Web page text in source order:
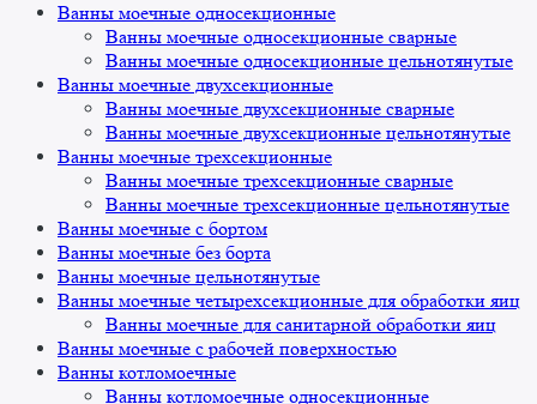
Ванны моечные односекционные
Ванны моечные односекционные сварные
Ванны моечные односекционные цельнотянутые
Ванны моечные двухсекционные
Ванны моечные двухсекционные сварные
Ванны моечные двухсекционные цельнотянутые
Ванны моечные трехсекционные
Ванны моечные трехсекционные сварные
Ванны моечные трехсекционные цельнотянутые
Ванны моечные с бортом
Ванны моечные без борта
Ванны моечные цельнотянутые
Ванны моечные четырехсекционные для обработки яиц
Ванны моечные для санитарной обработки яиц
Ванны моечные с рабочей поверхностью
Ванны котломоечные
Ванны котломоечные односекционные